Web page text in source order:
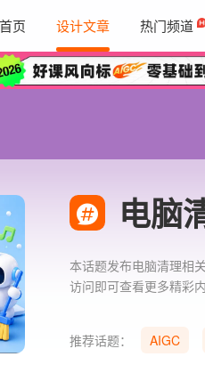
首页 设计文章 热门频道
电脑
本话题发布电脑清理相
访问即可查看更多精彩内
推荐话题： AIGC